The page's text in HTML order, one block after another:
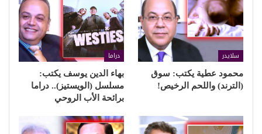
سلايدر
محمود عطية يكتب: سوق
(الترند) واللحم الرخيص!
دراما
بهاء الدين يوسف يكتب:
مسلسل (الويستيز).. دراما
برائحة الأب الروحي